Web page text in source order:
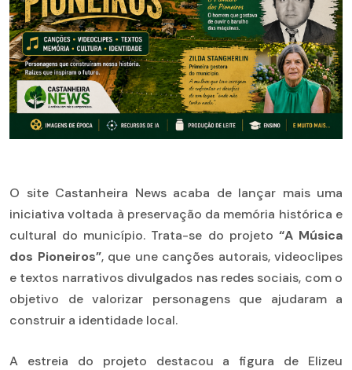
O site Castanheira News acaba de lançar mais uma
iniciativa voltada à preservação da memória histórica e
cultural do município. Trata-se do projeto “A Música
dos Pioneiros”, que une canções autorais, videoclipes
e textos narrativos divulgados nas redes sociais, com o
objetivo de valorizar personagens que ajudaram a
construir a identidade local.
A estreia do projeto destacou a figura de Elizeu